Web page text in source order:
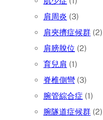
肩周炎 (3)
肩夾擠症候群 (2)
肩膀脫位 (2)
育兒肩 (1)
脊椎側彎 (3)
腕管綜合症 (1)
腕隧道症候群 (2)